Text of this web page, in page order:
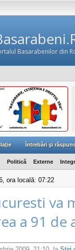
Basarabenilor din
Întrebări şi
Politică Externe
ora locală: 07:22
va
a 91 de